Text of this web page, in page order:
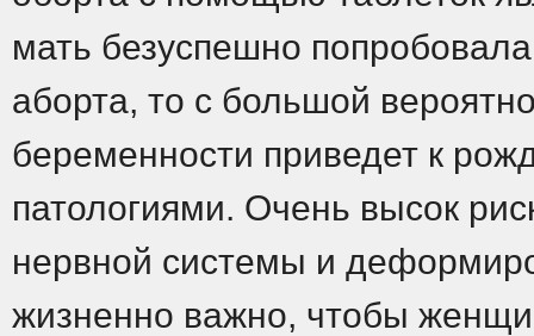
мать безуспешно
аборта, то с большой
беременности приведет к
патологиями. Очень высок
нервной системы и
жизненно важно, чтобы